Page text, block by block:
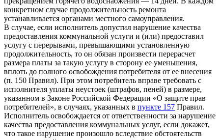
конкретном случае продолжительность ремонта
устанавливается органами местного самоуправления.
В случае, если исполнитель допустил нарушение качества
предоставления коммунальной услуги и (или) предоставил
услугу с перерывами, превышающими установленную
продолжительность, то он обязан произвести перерасчет
размера платы за такую услугу в сторону ее уменьшения,
вплоть до полного освобождения потребителя от ее внесения
(п. 150 Правил). При этом потребитель вправе требовать с
исполнителя уплаты неустоек (штрафов, пеней) в размере,
указанном в Законе Российской Федерации «О защите прав
потребителей», в случаях, указанных в пункте 157 Правил.
Исполнитель освобождается от ответственности за нарушение
качества предоставления коммунальных услуг, если докажет,
что такое нарушение произошло вследствие обстоятельств